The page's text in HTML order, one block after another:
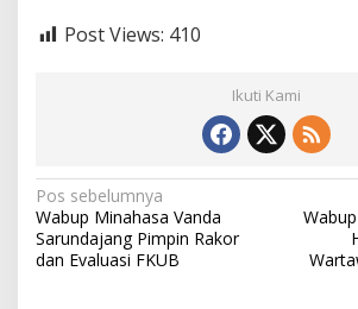
Post Views: 410
Ikuti Kami
N
a
v
Pos sebelumnya
Wabup Minahasa Vanda
Sarundajang Pimpin Rakor
dan Evaluasi FKUB